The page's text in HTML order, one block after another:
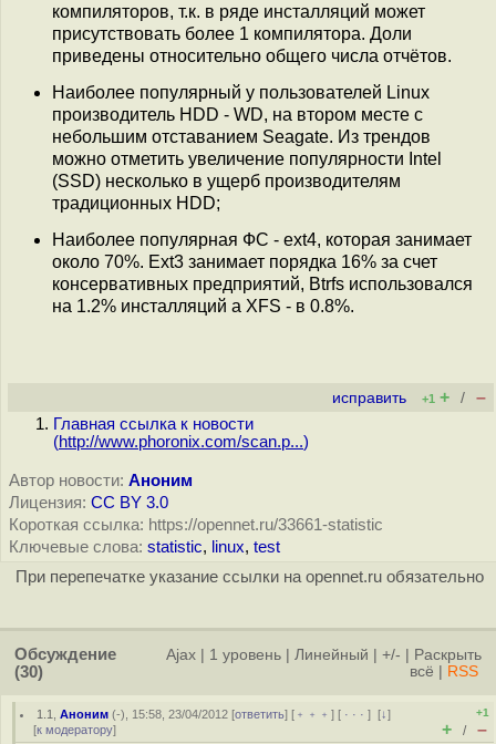
компиляторов, т.к. в ряде инсталляций может
присутствовать более 1 компилятора. Доли
приведены относительно общего числа отчётов.
Наиболее популярный у пользователей Linux
производитель HDD - WD, на втором месте с
небольшим отставанием Seagate. Из трендов
можно отметить увеличение популярности Intel
(SSD) несколько в ущерб производителям
традиционных HDD;
Наиболее популярная ФС - ext4, которая занимает
около 70%. Ext3 занимает порядка 16% за счет
консервативных предприятий, Btrfs использовался
на 1.2% инсталляций а XFS - в 0.8%.
исправить +1 + / –
Главная ссылка к новости
(http://www.phoronix.com/scan.p...)
Автор новости: Аноним
Лицензия: CC BY 3.0
Короткая ссылка: https://opennet.ru/33661-statistic
Ключевые слова: statistic, linux, test
При перепечатке указание ссылки на opennet.ru обязательно
Обсуждение
(30)
Ajax 1 уровень Линейный +/-
Раскрыть
всё
RSS
1.1 ,Аноним (-), 15:58, 23/04/2012 [ответить] [ ﹢﹢﹢] [ · · ·][↓]
[к модератору]
+1
+ / –